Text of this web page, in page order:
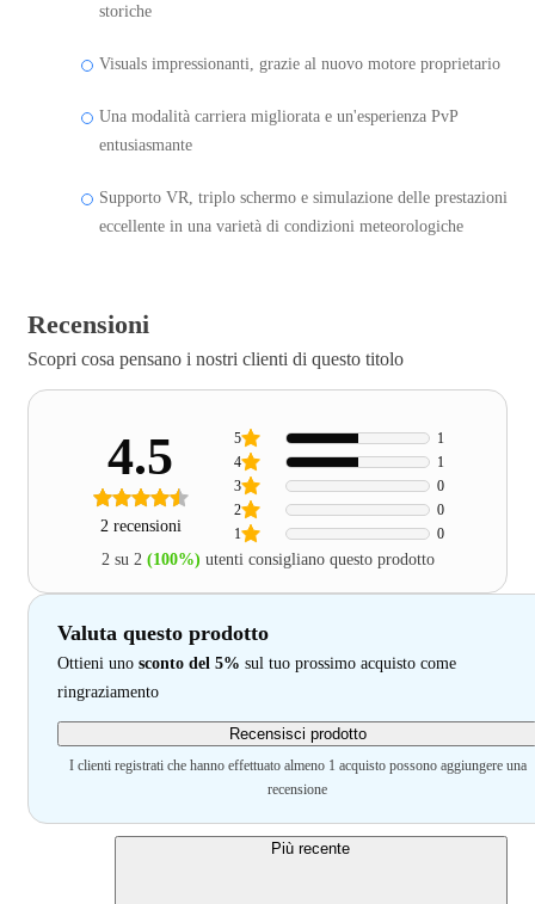
storiche
Visuals impressionanti, grazie al nuovo motore proprietario
Una modalità carriera migliorata e un'esperienza PvP
entusiasmante
Supporto VR, triplo schermo e simulazione delle prestazioni
eccellente in una varietà di condizioni meteorologiche
Recensioni
Scopri cosa pensano i nostri clienti di questo titolo
4.5
2 recensioni 1 0
2 0
3 0
4 1
5 1
2 su 2 (100%) utenti consigliano questo prodotto
Valuta questo prodotto
Ottieni uno sconto del 5% sul tuo prossimo acquisto come
ringraziamento
Recensisci prodotto
I clienti registrati che hanno effettuato almeno 1 acquisto possono aggiungere una
recensione
Più recente